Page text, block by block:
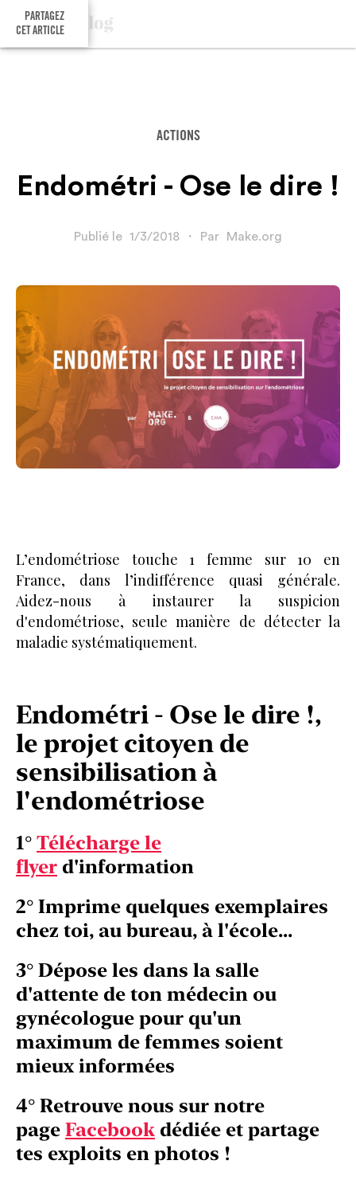
PARTAGEZ
CET ARTICLE
ACTIONS
Endométri - Ose le dire !
Publié le 1/3/2018 ・ Par Make.org
L’endométriose touche 1 femme sur 10 en
France, dans l’indifférence quasi générale.
Aidez-nous à instaurer la suspicion
d'endométriose, seule manière de détecter la
maladie systématiquement.
Endométri - Ose le dire !,
le projet citoyen de
sensibilisation à
l'endométriose
1° Télécharge le
flyer d'information
2° Imprime quelques exemplaires
chez toi, au bureau, à l'école...
3° Dépose les dans la salle
d'attente de ton médecin ou
gynécologue pour qu'un
maximum de femmes soient
mieux informées
4° Retrouve nous sur notre
page Facebook dédiée et partage
tes exploits en photos !